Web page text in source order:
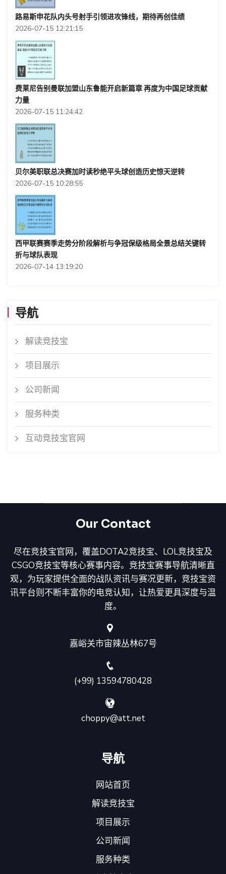
路易斯申花队内头号射手引领进攻锋线，期待再创佳绩
2026-07-15 12:21:15
费莱尼告别曼联加盟山东鲁能开启新篇章 再度为中国足球贡献
力量
2026-07-15 11:24:42
贝尔美职联总决赛加时读秒绝平头球创造历史惊天逆转
2026-07-15 10:28:55
西甲联赛赛季走势分阶段解析与争冠保级格局全景总结关键转
折与球队表现
2026-07-14 13:19:20
导航
解读竞技宝
项目展示
公司新闻
服务种类
互动竞技宝官网
Our Contact
尽在竞技宝官网，覆盖DOTA2竞技宝、LOL竞技宝及
CSGO竞技宝等核心赛事内容。竞技宝赛事导航清晰直
观，为玩家提供全面的战队资讯与赛况更新，竞技宝资
讯平台则不断丰富你的电竞认知，让热爱更具深度与温
度。
嘉峪关市宙辣丛林67号
(+99) 13594780428
choppy@att.net
导航
网站首页
解读竞技宝
项目展示
公司新闻
服务种类